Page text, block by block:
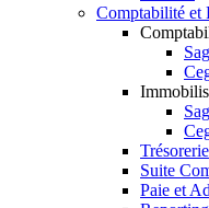
Comptabilité et
Trésorerie
Suite
Paie et